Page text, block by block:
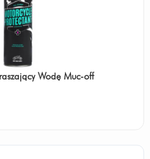
Wodę Muc-off